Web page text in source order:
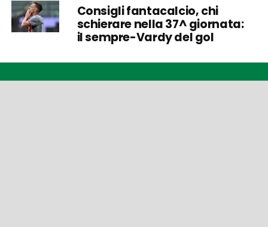
Consigli fantacalcio, chi
schierare nella 37^ giornata:
il sempre-Vardy del gol